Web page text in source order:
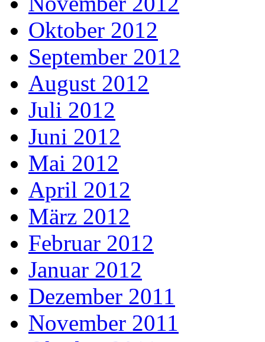
Oktober 2012
September 2012
August 2012
Juli 2012
Juni 2012
Mai 2012
April 2012
März 2012
Februar 2012
Januar 2012
Dezember 2011
November 2011